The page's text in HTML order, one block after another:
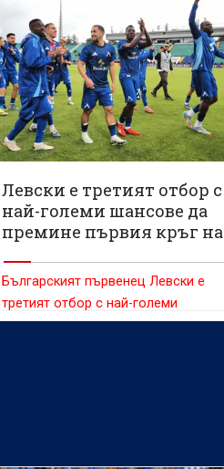
Левски е третият отбор с
най-големи шансове да
премине първия кръг на
Българският първенец Левски е
третият отбор с най-големи
шансове да премине през първия